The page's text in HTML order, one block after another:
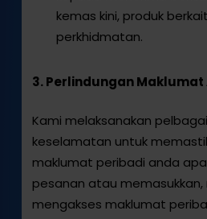
kemas kini, produk
perkhidmatan.
3. Perlindungan Maklumat
Kami melaksanakan
keselamatan untuk
maklumat peribadi anda
pesanan atau
mengakses maklumat